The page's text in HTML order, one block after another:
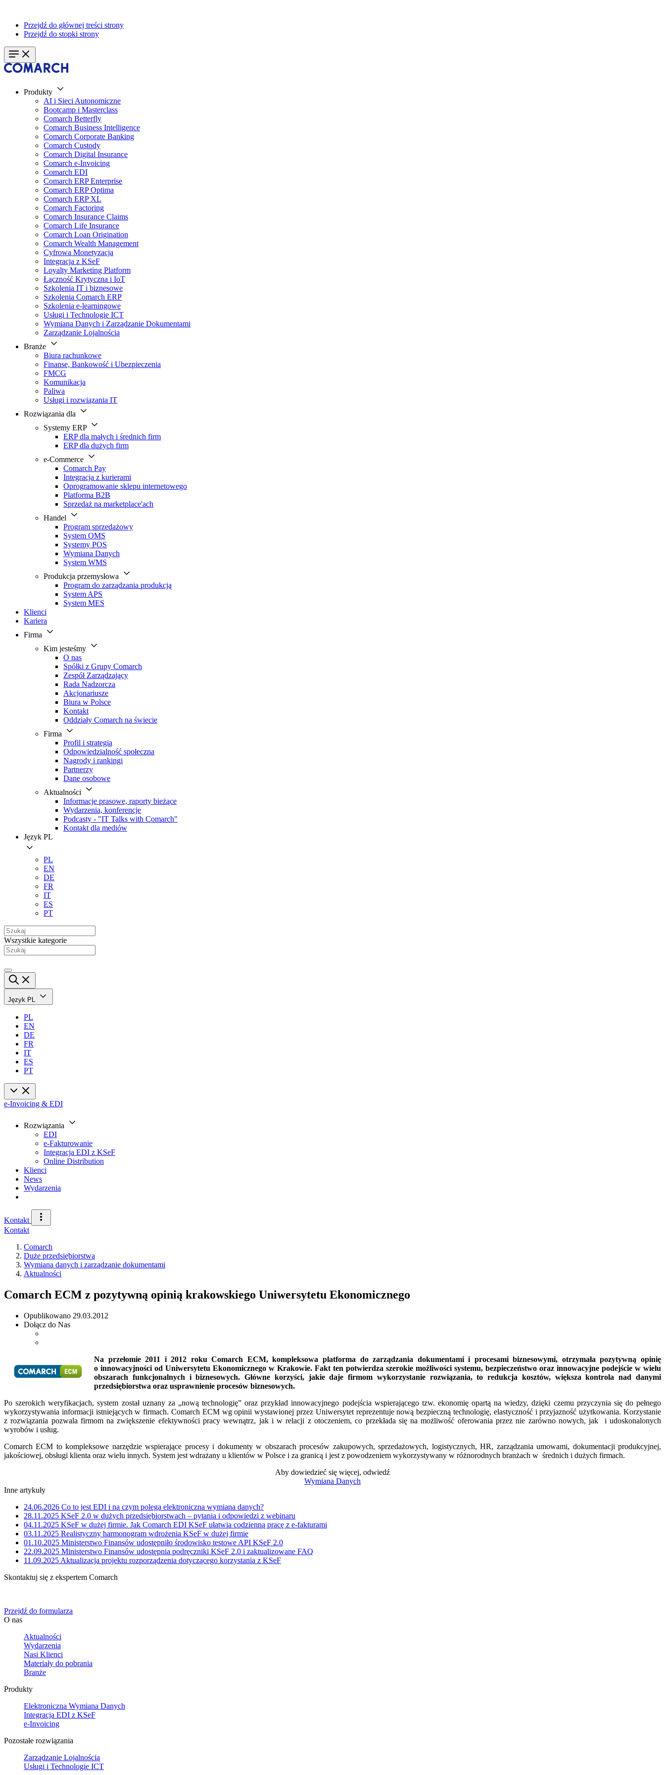
Przejdź do głównej treści strony
Przejdź do stopki strony
Produkty
AI i Sieci Autonomiczne
Bootcamp i Masterclass
Comarch Betterfly
Comarch Business Intelligence
Comarch Corporate Banking
Comarch Custody
Comarch Digital Insurance
Comarch e-Invoicing
Comarch EDI
Comarch ERP Enterprise
Comarch ERP Optima
Comarch ERP XL
Comarch Factoring
Comarch Insurance Claims
Comarch Life Insurance
Comarch Loan Origination
Comarch Wealth Management
Cyfrowa Monetyzacja
Integracja z KSeF
Loyalty Marketing Platform
Łączność Krytyczna i IoT
Szkolenia IT i biznesowe
Szkolenia Comarch ERP
Szkolenia e-learningowe
Usługi i Technologie ICT
Wymiana Danych i Zarządzanie Dokumentami
Zarządzanie Lojalnością
Branże
Biura rachunkowe
Finanse, Bankowość i Ubezpieczenia
FMCG
Komunikacja
Paliwa
Usługi i rozwiązania IT
Rozwiązania dla
Systemy ERP
ERP dla małych i średnich firm
ERP dla dużych firm
e-Commerce
Comarch Pay
Integracja z kurierami
Oprogramowanie sklepu internetowego
Platforma B2B
Sprzedaż na marketplace'ach
Handel
Program sprzedażowy
System OMS
Systemy POS
Wymiana Danych
System WMS
Produkcja przemysłowa
Program do zarządzania produkcją
System APS
System MES
Klienci
Kariera
Firma
Kim jesteśmy
O nas
Spółki z Grupy Comarch
Zespół Zarządzający
Rada Nadzorcza
Akcjonariusze
Biura w Polsce
Kontakt
Oddziały Comarch na świecie
Firma
Profil i strategia
Odpowiedzialność społeczna
Nagrody i rankingi
Partnerzy
Dane osobowe
Aktualności
Informacje prasowe, raporty bieżące
Wydarzenia, konferencje
Podcasty - "IT Talks with Comarch"
Kontakt dla mediów
Język PL
PL
EN
DE
FR
IT
ES
PT
Wszystkie kategorie
Język PL
PL
EN
DE
FR
IT
ES
PT
e-Invoicing & EDI
Rozwiązania
EDI
e-Fakturowanie
Integracja EDI z KSeF
Online Distribution
Klienci
News
Wydarzenia
Kontakt
Kontakt
Comarch
Duże przedsiębiorstwa
Wymiana danych i zarządzanie dokumentami
Aktualności
Comarch ECM z pozytywną opinią krakowskiego Uniwersytetu Ekonomicznego
Opublikowano 29.03.2012
Dołącz do Nas
Na przełomie 2011 i 2012 roku Comarch ECM, kompleksowa platforma do zarządzania dokumentami i procesami biznesowymi, otrzymała pozytywną opinię
o innowacyjności od Uniwersytetu Ekonomicznego w Krakowie. Fakt ten potwierdza szerokie możliwości systemu, bezpieczeństwo oraz innowacyjne podejście w wielu
obszarach funkcjonalnych i biznesowych. Główne korzyści, jakie daje firmom wykorzystanie rozwiązania, to redukcja kosztów, większa kontrola nad danymi
przedsiębiorstwa oraz usprawnienie procesów biznesowych.
Po szerokich weryfikacjach, system został uznany za „nową technologię” oraz przykład innowacyjnego podejścia wspierającego tzw. ekonomię opartą na wiedzy, dzięki czemu przyczynia się do pełnego
wykorzystywania informacji istniejących w firmach. Comarch ECM wg opinii wystawionej przez Uniwersytet reprezentuje nową bezpieczną technologię, elastyczność i przyjazność użytkowania. Korzystanie
z rozwiązania pozwala firmom na zwiększenie efektywności pracy wewnątrz, jak i w relacji z otoczeniem, co przekłada się na możliwość oferowania przez nie zarówno nowych, jak i udoskonalonych
wyrobów i usług.
Comarch ECM to kompleksowe narzędzie wspierające procesy i dokumenty w obszarach procesów zakupowych, sprzedażowych, logistycznych, HR, zarządzania umowami, dokumentacji produkcyjnej,
jakościowej, obsługi klienta oraz wielu innych. System jest wdrażany u klientów w Polsce i za granicą i jest z powodzeniem wykorzystywany w różnorodnych branżach w średnich i dużych firmach.
Aby dowiedzieć się więcej, odwiedź
Wymiana Danych
Inne artykuły
24.06.2026 Co to jest EDI i na czym polega elektroniczna wymiana danych?
28.11.2025 KSeF 2.0 w dużych przedsiębiorstwach – pytania i odpowiedzi z webinaru
04.11.2025 KSeF w dużej firmie. Jak Comarch EDI KSeF ułatwia codzienną pracę z e-fakturami
03.11.2025 Realistyczny harmonogram wdrożenia KSeF w dużej firmie
01.10.2025 Ministerstwo Finansów udostępniło środowisko testowe API KSeF 2.0
22.09.2025 Ministerstwo Finansów udostępnia podręczniki KSeF 2.0 i zaktualizowane FAQ
11.09.2025 Aktualizacja projektu rozporządzenia dotyczącego korzystania z KSeF
Skontaktuj się z ekspertem Comarch
Przejdź do formularza
O nas
Aktualności
Wydarzenia
Nasi Klienci
Materiały do pobrania
Branże
Produkty
Elektroniczna Wymiana Danych
Integracja EDI z KSeF
e-Invoicing
Pozostałe rozwiązania
Zarządzanie Lojalnością
Usługi i Technologie ICT